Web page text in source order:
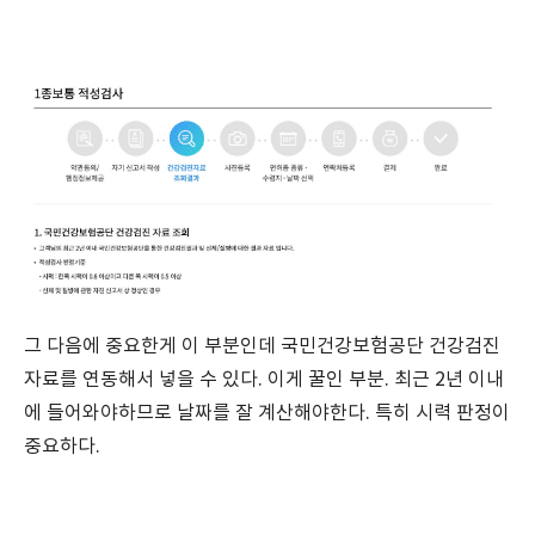
그 다음에 중요한게 이 부분인데 국민건강보험공단 건강검진
자료를 연동해서 넣을 수 있다. 이게 꿀인 부분. 최근 2년 이내
에 들어와야하므로 날짜를 잘 계산해야한다. 특히 시력 판정이
중요하다.